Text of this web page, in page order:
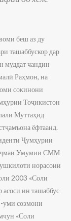
беш аз ду
ташаббускор дар
муддат чандин
Раҳмон, на
сокинони
Тоҷикистон
Муттаҳид
ёфтаанд.
Ҷумҳурии
Умумии СММ
норасоии
2003 «Соли
асоси ин ташаббус
уми созмони
«Соли